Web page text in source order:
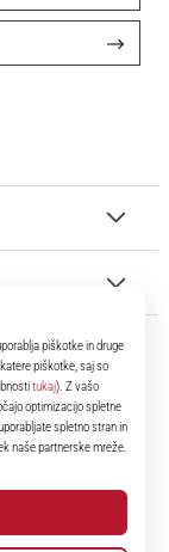
najboljše in